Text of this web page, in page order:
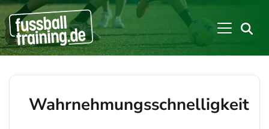
Wahrnehmungsschnelligkeit